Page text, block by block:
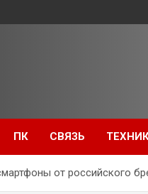
ПК СВЯЗЬ
от российского